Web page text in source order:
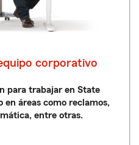
corporativo
para trabajar en State
en áreas como reclamos,
entre otras.